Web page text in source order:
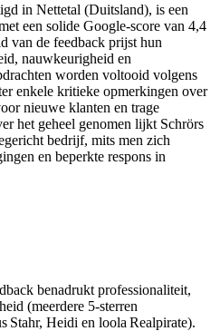
in Nettetal (Duitsland), is een
een solide Google‑score van 4,4
van de feedback prijst hun
nauwkeurigheid en
worden voltooid volgens
enkele kritieke opmerkingen over
nieuwe klanten en trage
het geheel genomen lijkt Schrörs
bedrijf, mits men zich
en beperkte respons in
benadrukt professionaliteit,
(meerdere 5-sterren
Stahr, Heidi en loola Realpirate).